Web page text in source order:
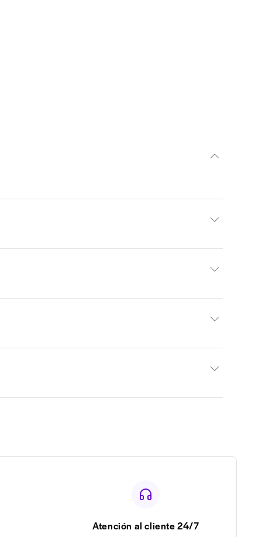
Atención al cliente 24/7